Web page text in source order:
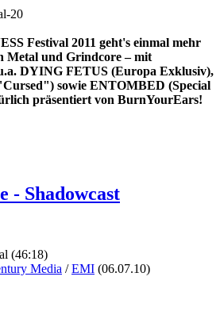
Festival 2011 geht's einmal mehr
Metal und Grindcore – mit
DYING FETUS (Europa Exklusiv),
sowie ENTOMBED (Special
präsentiert von BurnYourEars!
- Shadowcast
(46:18)
Media /EMI (06.07.10)